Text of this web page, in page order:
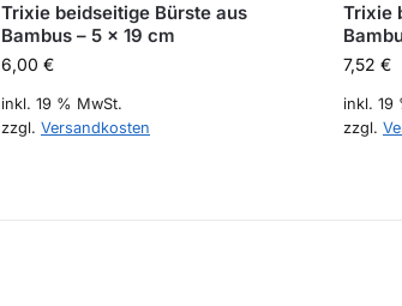
Trixie beidseitige Bürste aus
Bambus – 5 x 19 cm
6,00 €
inkl. 19 % MwSt.
zzgl. Versandkosten
Trixie
7,52 €
inkl. 19
zzgl.